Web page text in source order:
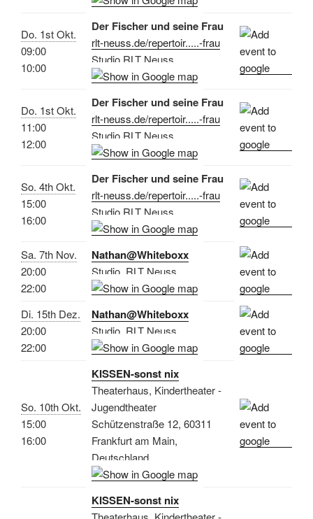
Do. 1st Okt.
09:00
10:00
Der Fischer und seine Frau
rlt-neuss.de/repertoir.....-frau
Studio RLT Neuss
Do. 1st Okt.
11:00
12:00
Der Fischer und seine Frau
rlt-neuss.de/repertoir.....-frau
Studio RLT Neuss
So. 4th Okt.
15:00
16:00
Der Fischer und seine Frau
rlt-neuss.de/repertoir.....-frau
Studio RLT Neuss
Sa. 7th Nov.
20:00
22:00
Nathan@Whiteboxx
Studio, RLT Neuss
Di. 15th Dez.
20:00
22:00
Nathan@Whiteboxx
Studio, RLT Neuss
So. 10th Okt.
15:00
16:00
KISSEN-sonst nix
Theaterhaus, Kindertheater -
Jugendtheater
Schützenstraße 12, 60311
Frankfurt am Main,
Deutschland
KISSEN-sonst nix